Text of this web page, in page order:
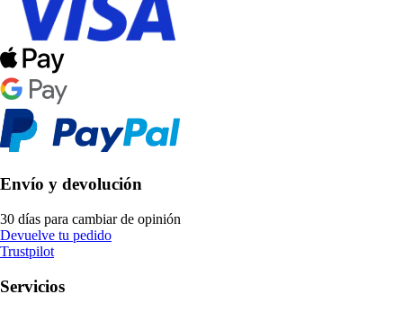
Envío y devolución
30 días para cambiar de opinión
Devuelve tu pedido
Trustpilot
Servicios